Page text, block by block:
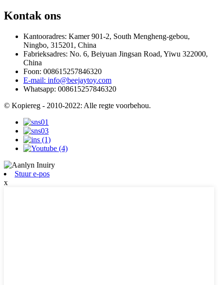
Kontak ons
Kantooradres: Kamer 901-2, South Mengheng-gebou,
Ningbo, 315201, China
Fabrieksadres: No. 6, Beiyuan Jingsan Road, Yiwu 322000,
China
Foon: 008615257846320
E-mail: info@beejaytoy.com
Whatsapp: 008615257846320
© Kopiereg - 2010-2022: Alle regte voorbehou.
Stuur e-pos
x